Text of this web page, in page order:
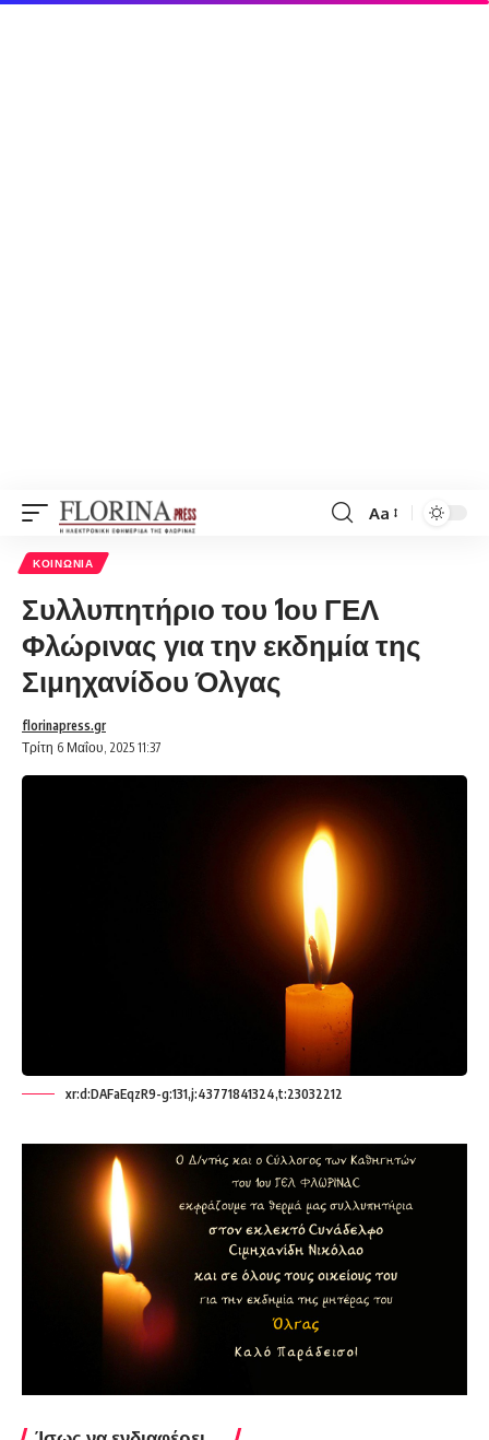
Font
Aa
ΚΟΙΝΩΝΊΑ
Συλλυπητήριο του 1ου ΓΕΛ
Φλώρινας για την εκδημία της
Σιμηχανίδου Όλγας
Τρίτη 6 Μαΐου, 2025 11:37
florinapress.gr
xr:d:DAFaEqzR9-g:131,j:43771841324,t:23032212